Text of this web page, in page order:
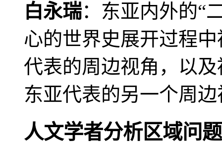
白永瑞：东亚内外的“
心的世界史展开过程
代表的周边视角，以
东亚代表的另一个周
人文学者分析区域问题